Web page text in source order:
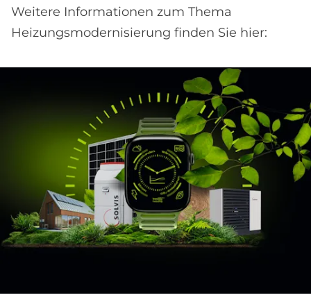
Weitere Informationen zum Thema
Heizungsmodernisierung finden Sie hier: